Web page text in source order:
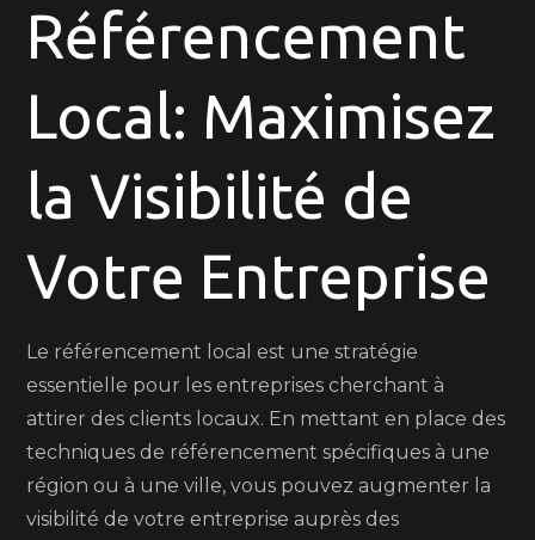
Visibilité
grâce
au
Référencement
Local: Maximisez
la Visibilité de
Votre Entreprise
Le référencement local est une stratégie
essentielle pour les entreprises cherchant à
attirer des clients locaux. En mettant en place des
techniques de référencement spécifiques à une
région ou à une ville, vous pouvez augmenter la
visibilité de votre entreprise auprès des